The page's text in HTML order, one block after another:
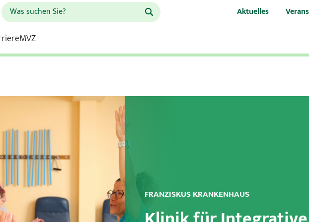
Aktuelles
MVZ
Kardiologie
Kinderchirurgie und Kinderurologie
Franziskus Krankenhaus
Schule für Gesundheitsberufe
FRANZISKUS KRANKENHAUS